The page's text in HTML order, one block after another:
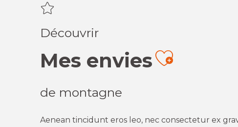
Découvrir
Mes envies
de montagne
Aenean tincidunt eros leo, nec consectetur ex